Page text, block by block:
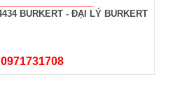
BURKERT - ĐẠI LÝ BURKERT